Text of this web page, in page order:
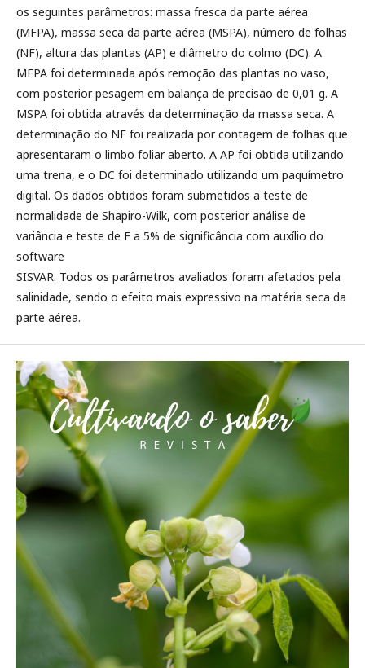
os seguintes parâmetros: massa fresca da parte aérea
(MFPA), massa seca da parte aérea (MSPA), número de folhas
(NF), altura das plantas (AP) e diâmetro do colmo (DC). A
MFPA foi determinada após remoção das plantas no vaso,
com posterior pesagem em balança de precisão de 0,01 g. A
MSPA foi obtida através da determinação da massa seca. A
determinação do NF foi realizada por contagem de folhas que
apresentaram o limbo foliar aberto. A AP foi obtida utilizando
uma trena, e o DC foi determinado utilizando um paquímetro
digital. Os dados obtidos foram submetidos a teste de
normalidade de Shapiro-Wilk, com posterior análise de
variância e teste de F a 5% de significância com auxílio do
software
SISVAR. Todos os parâmetros avaliados foram afetados pela
salinidade, sendo o efeito mais expressivo na matéria seca da
parte aérea.